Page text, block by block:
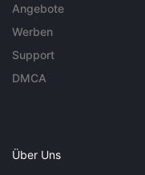
Angebote
Werben
Support
DMCA
Über Uns